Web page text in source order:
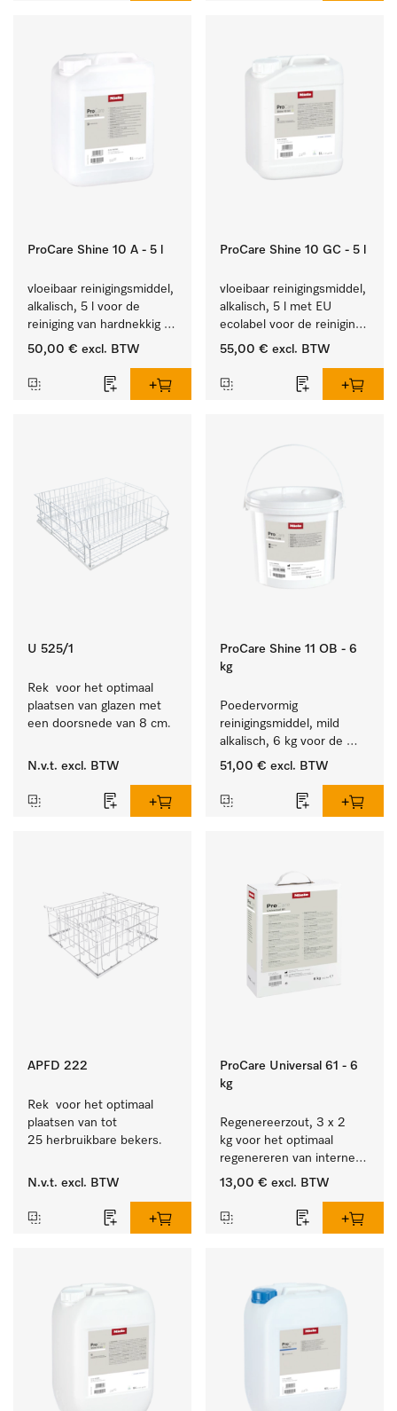
ProCare Shine 10 A - 5 l
vloeibaar reinigingsmiddel,
alkalisch, 5 l voor de
reiniging van hardnekkig
vuil op serviesgoed,
50,00 € excl. BTW
ProCare Shine 10 GC - 5 l
vloeibaar reinigingsmiddel,
alkalisch, 5 l met EU
ecolabel voor de reiniging
van alledaags vuil op
glazen.
55,00 € excl. BTW
U 525/1
Rek  voor het optimaal
plaatsen van glazen met
een doorsnede van 8 cm.
N.v.t. excl. BTW
ProCare Shine 11 OB - 6
kg
Poedervormig
reinigingsmiddel, mild
alkalisch, 6 kg voor de
reiniging van sterk
bestek en glazen.
51,00 € excl. BTW
APFD 222
Rek  voor het optimaal
plaatsen van tot
25 herbruikbare bekers.
N.v.t. excl. BTW
ProCare Universal 61 - 6
kg
Regenereerzout, 3 x 2
kg voor het optimaal
regenereren van interne
waterontharders.
13,00 € excl. BTW